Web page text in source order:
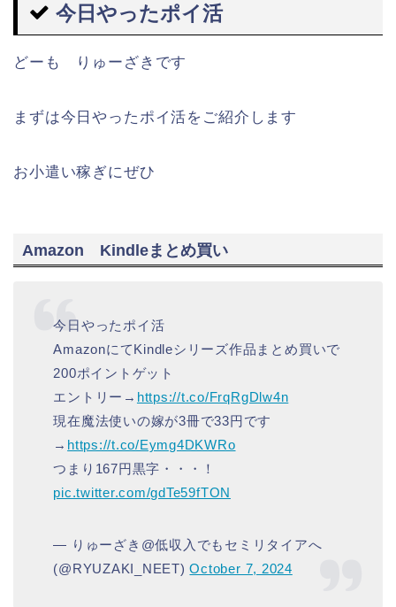
今日やったポイ活
どーも りゅーざきです
まずは今日やったポイ活をご紹介します
お小遣い稼ぎにぜひ
Amazon Kindleまとめ買い
今日やったポイ活
AmazonにてKindleシリーズ作品まとめ買いで
200ポイントゲット
エントリー→ https://t.co/FrqRgDlw4n
現在魔法使いの嫁が3冊で33円です
→ https://t.co/Eymg4DKWRo
つまり167円黒字・・・！
pic.twitter.com/gdTe59fTON
— りゅーざき@低収入でもセミリタイアへ
(@RYUZAKI_NEET)October 7, 2024